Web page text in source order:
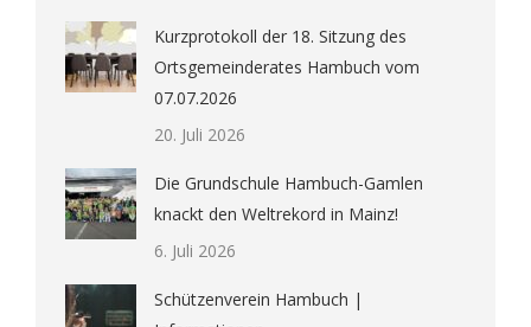
Kurzprotokoll der 18. Sitzung des
Ortsgemeinderates Hambuch vom
07.07.2026
20. Juli 2026
Die Grundschule Hambuch-Gamlen
knackt den Weltrekord in Mainz!
6. Juli 2026
Schützenverein Hambuch |